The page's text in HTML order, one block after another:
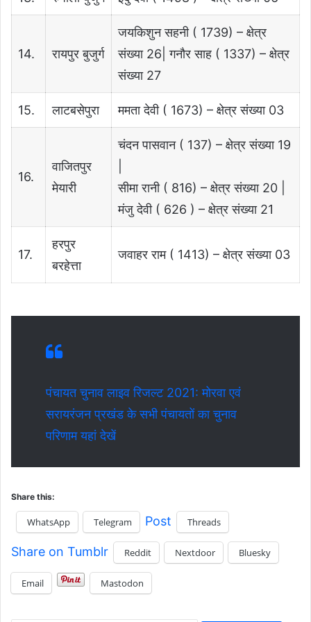
14. रायपुर बुजुर्ग
जयकिशुन सहनी ( 1739) – क्षेत्र
संख्या 26| गनौर साह ( 1337) – क्षेत्र
संख्या 27
15. लाटबसेपुरा ममता देवी ( 1673) – क्षेत्र संख्या 03
16.
वाजितपुर
मेयारी
चंदन पासवान ( 137) – क्षेत्र संख्या 19
सीमा रानी ( 816) – क्षेत्र संख्या 20 |
मंजु देवी ( 626 ) – क्षेत्र संख्या 21
17.
हरपुर
बरहेत्ता
जवाहर राम ( 1413) – क्षेत्र संख्या 03
पंचायत चुनाव लाइव रिजल्ट 2021: मोरवा एवं
सरायरंजन प्रखंड के सभी पंचायतों का चुनाव
परिणाम यहां देखें
Share this:
WhatsApp Telegram Post Threads
Share on Tumblr Reddit Nextdoor Bluesky
Email Mastodon